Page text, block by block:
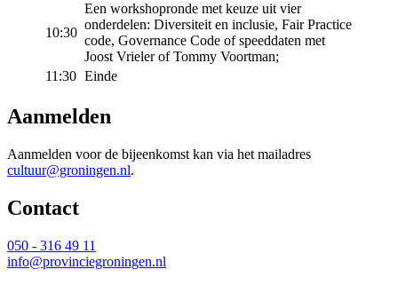
10:30
Een workshopronde met keuze uit vier
onderdelen: Diversiteit en inclusie, Fair Practice
code, Governance Code of speeddaten met
Joost Vrieler of Tommy Voortman;
11:30 Einde
Aanmelden
Aanmelden voor de bijeenkomst kan via het mailadres
cultuur@groningen.nl.
Contact
050 - 316 49 11
info@provinciegroningen.nl